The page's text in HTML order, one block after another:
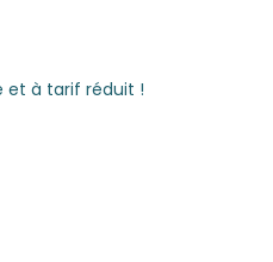
et à tarif réduit !